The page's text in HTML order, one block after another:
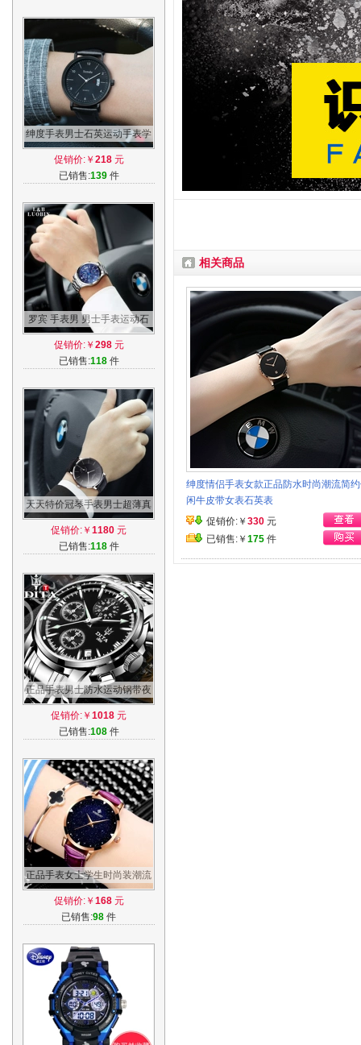
绅度手表男士石英运动手表学
生韩版简约防水潮男休闲时尚
潮流男表
促销价:￥ 218元
已销售:139件
罗宾 手表男 男士手表运动石
英表防水时尚潮流夜光精钢带
男表腕表
促销价:￥ 298元
已销售:118件
天天特价冠琴手表男士超薄真
皮带男表 时尚防水全自动机械
表潮流
促销价:￥ 1180 元
已销售:118件
正品手表男士防水运动钢带夜
光石英学生皮带潮流男表腕表
非机械表
促销价:￥ 1018 元
已销售:108件
正品手表女士学生时尚装潮流
防水皮带石英腕表休闲简约星
空女表
促销价:￥ 168元
已销售:98 件
相关商品
绅度情侣手表女款正品防水时尚潮流简
闲牛皮带女表石英表
促销价:￥ 330 元
已销售:￥ 175 件